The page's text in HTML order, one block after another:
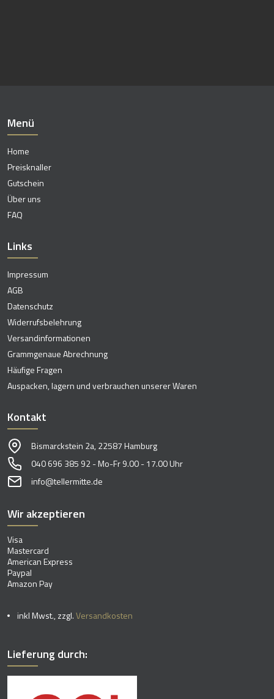
Menü
Home
Preisknaller
Gutschein
Über uns
FAQ
Links
Impressum
AGB
Datenschutz
Widerrufsbelehrung
Versandinformationen
Grammgenaue Abrechnung
Häufige Fragen
Auspacken, lagern und verbrauchen unserer Waren
Kontakt
Bismarckstein 2a, 22587 Hamburg
040 696 385 92 - Mo-Fr 9.00 - 17.00 Uhr
info@tellermitte.de
Wir akzeptieren
Visa
Mastercard
American Express
Paypal
Amazon Pay
inkl Mwst., zzgl.Versandkosten
Lieferung durch: